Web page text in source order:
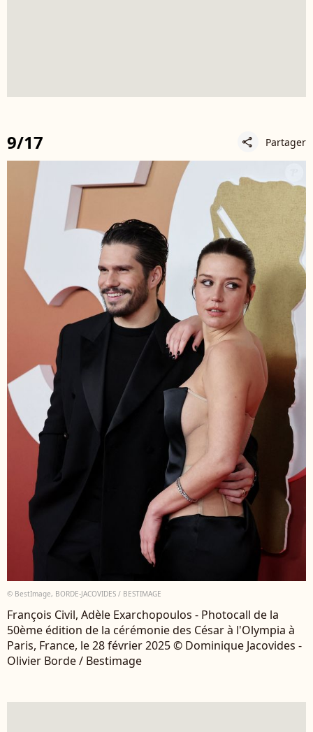
9/17 share Partager
© BestImage, BORDE-JACOVIDES / BESTIMAGE
François Civil, Adèle Exarchopoulos - Photocall de la
50ème édition de la cérémonie des César à l'Olympia à
Paris, France, le 28 février 2025 © Dominique Jacovides -
Olivier Borde / Bestimage